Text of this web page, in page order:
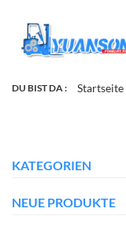
DU BIST DA : Startseite
KATEGORIEN
NEUE PRODUKTE